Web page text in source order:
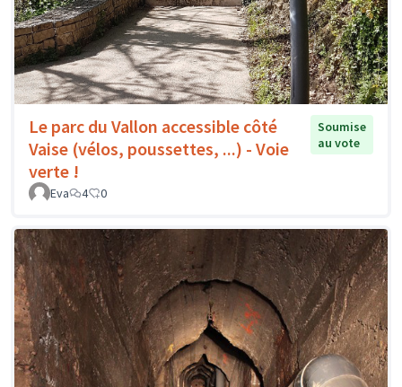
Le parc du Vallon accessible côté
Vaise (vélos, poussettes, ...) - Voie
verte !
Soumise
au vote
Eva 4 0